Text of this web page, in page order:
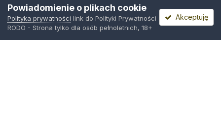
Powiadomienie o plikach cookie
Polityka prywatności link do Polityki Prywatności
RODO - Strona tylko dla osób pełnoletnich, 18+
Akceptuję